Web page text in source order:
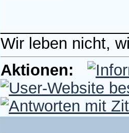
Wir leben nicht,
Aktionen: